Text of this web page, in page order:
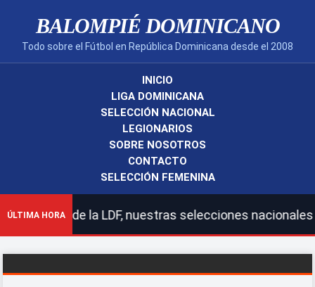
BALOMPIÉ DOMINICANO
Todo sobre el Fútbol en República Dominicana desde el 2008
INICIO
LIGA DOMINICANA
SELECCIÓN NACIONAL
LEGIONARIOS
SOBRE NOSOTROS
CONTACTO
SELECCIÓN FEMENINA
ÚLTIMA HORA
LDF, nuestras selecciones nacionales y